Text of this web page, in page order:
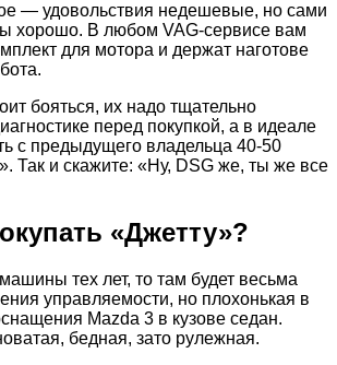
— удовольствия недешевые, но сами
хорошо. В любом VAG-сервисе вам
для мотора и держат наготове
бояться, их надо тщательно
перед покупкой, а в идеале
с предыдущего владельца 40-50
Так и скажите: «Ну, DSG же, ты же все
«Джетту»?
тех лет, то там будет весьма
управляемости, но плохонькая в
Mazda 3 в кузове седан.
бедная, зато рулежная.